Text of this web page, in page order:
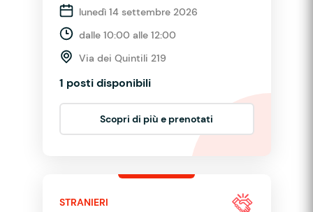
lunedì 14 settembre 2026
dalle 10:00 alle 12:00
Via dei Quintili 219
1 posti disponibili
Scopri di più e prenotati
STRANIERI